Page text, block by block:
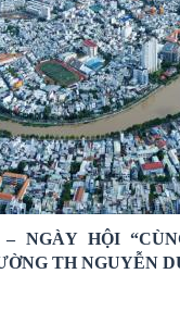
– NGÀY HỘI
TH NGUYỄN